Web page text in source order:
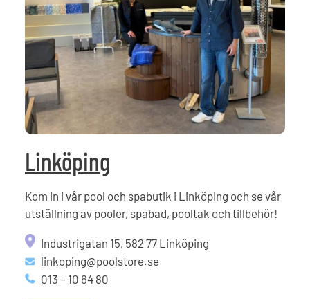
Linköping
Kom in i vår pool och spabutik i Linköping och se vår
utställning av pooler, spabad, pooltak och tillbehör!
Industrigatan 15, 582 77 Linköping
linkoping@poolstore.se
013 – 10 64 80